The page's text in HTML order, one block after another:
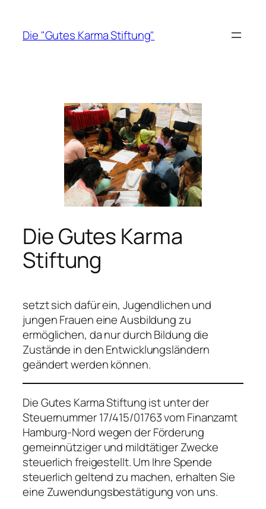
springen
Die "Gutes Karma Stiftung"
Die Gutes Karma
Stiftung
setzt sich dafür ein, Jugendlichen und
jungen Frauen eine Ausbildung zu
ermöglichen, da nur durch Bildung die
Zustände in den Entwicklungsländern
geändert werden können.
Die Gutes Karma Stiftung ist unter der
Steuernummer 17/415/01763 vom Finanzamt
Hamburg-Nord wegen der Förderung
gemeinnütziger und mildtätiger Zwecke
steuerlich freigestellt. Um Ihre Spende
steuerlich geltend zu machen, erhalten Sie
eine Zuwendungsbestätigung von uns.